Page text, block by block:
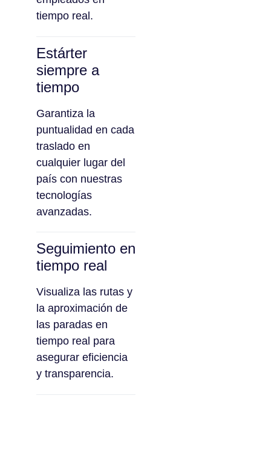
tiempo real.
Estárter
siempre a
tiempo
Garantiza la
puntualidad en cada
traslado en
cualquier lugar del
país con nuestras
tecnologías
avanzadas.
Seguimiento en
tiempo real
Visualiza las rutas y
la aproximación de
las paradas en
tiempo real para
asegurar eficiencia
y transparencia.